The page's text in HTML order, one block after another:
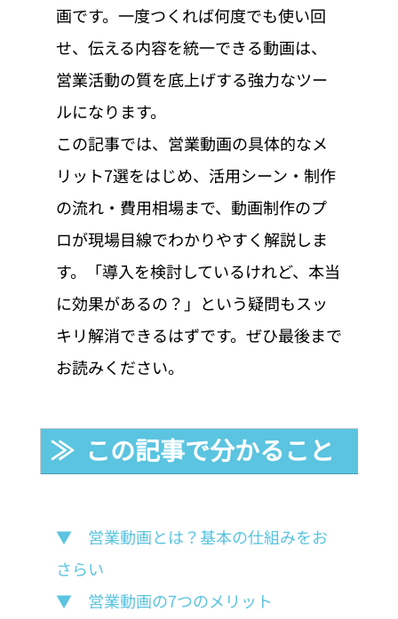
画です。一度つくれば何度でも使い回
せ、伝える内容を統一できる動画は、
営業活動の質を底上げする強力なツー
ルになります。
この記事では、営業動画の具体的なメ
リット7選をはじめ、活用シーン・制作
の流れ・費用相場まで、動画制作のプ
ロが現場目線でわかりやすく解説しま
す。「導入を検討しているけれど、本当
に効果があるの？」という疑問もスッ
キリ解消できるはずです。ぜひ最後まで
お読みください。
≫  この記事で分かること
▼　営業動画とは？基本の仕組みをお
さらい
▼　営業動画の7つのメリット